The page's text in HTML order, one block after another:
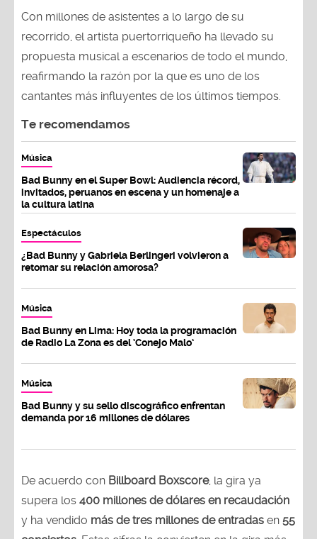
Con millones de asistentes a lo largo de su
recorrido, el artista puertorriqueño ha llevado su
propuesta musical a escenarios de todo el mundo,
reafirmando la razón por la que es uno de los
cantantes más influyentes de los últimos tiempos.
Te recomendamos
Música
Bad Bunny en el Super Bowl: Audiencia récord,
invitados, peruanos en escena y un homenaje a
la cultura latina
Espectáculos
¿Bad Bunny y Gabriela Berlingeri volvieron a
retomar su relación amorosa?
Música
Bad Bunny en Lima: Hoy toda la programación
de Radio La Zona es del ‘Conejo Malo’
Música
Bad Bunny y su sello discográfico enfrentan
demanda por 16 millones de dólares
De acuerdo con Billboard Boxscore, la gira ya
supera los 400 millones de dólares en recaudación
y ha vendido más de tres millones de entradas en 55